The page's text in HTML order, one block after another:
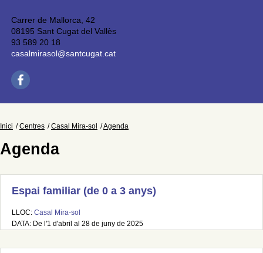
Carrer de Mallorca, 42
08195 Sant Cugat del Vallès
93 589 20 18
casalmirasol@santcugat.cat
Inici Centres Casal Mira-sol Agenda
Agenda
Espai familiar (de 0 a 3 anys)
LLOC: Casal Mira-sol
DATA: De l'1 d'abril al 28 de juny de 2025